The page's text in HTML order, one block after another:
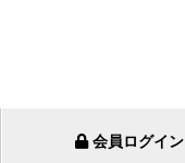
会員ログイン